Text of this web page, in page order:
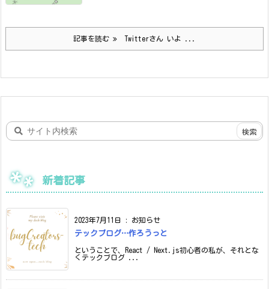
記事を読む Twitterさん いよ ...
新着記事
2023年7月11日 : お知らせ
テックブログ…作ろうっと
ということで、React / Next.js初心者の私が、それとな
くテックブログ ...